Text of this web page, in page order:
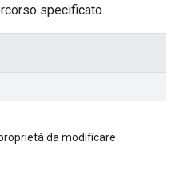
specificato.
da modificare